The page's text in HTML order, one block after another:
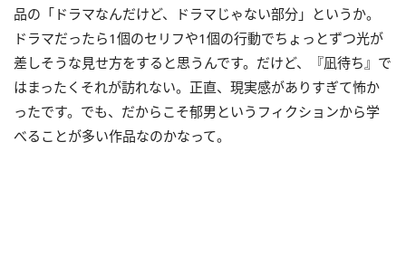
品の「ドラマなんだけど、ドラマじゃない部分」というか。
ドラマだったら1個のセリフや1個の行動でちょっとずつ光が
差しそうな見せ方をすると思うんです。だけど、『凪待ち』で
はまったくそれが訪れない。正直、現実感がありすぎて怖か
ったです。でも、だからこそ郁男というフィクションから学
べることが多い作品なのかなって。